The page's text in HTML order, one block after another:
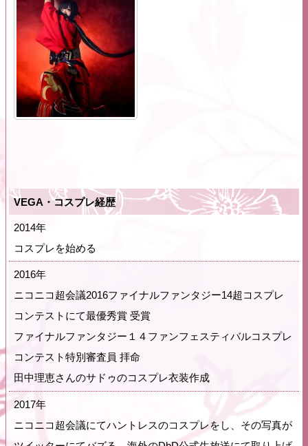
VEGA・コスプレ経歴
2014年
コスプレを始める
2016年
ニコニコ超会議2016ファイナルファンタジー14超コスプレ
コンテストにて最優秀賞 受賞
ファイナルファンタジー１４ファンフェスティバルコスプレ
コンテスト特別審査員 拝命
田中理恵さんのサドゥのコスプレ衣装作成
2017年
ニコニコ超会議にてハントレスのコスプレをし、その写真が